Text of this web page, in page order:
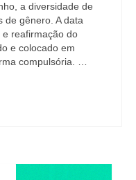
a diversidade de
de gênero. A data
reafirmação do
e colocado em
compulsória. …